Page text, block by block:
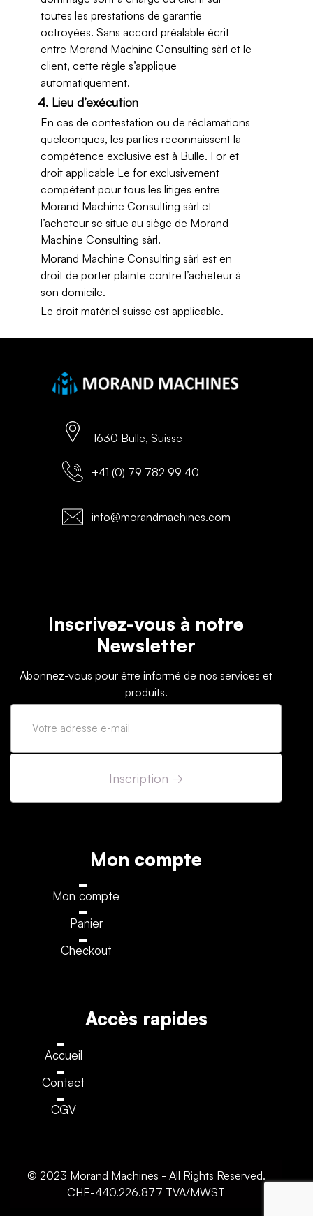
toutes les prestations de garantie
octroyées. Sans accord préalable écrit
entre Morand Machine Consulting sàrl et le
client, cette règle s’applique
automatiquement.
4. Lieu d’exécution
En cas de contestation ou de réclamations
quelconques, les parties reconnaissent la
compétence exclusive est à Bulle. For et
droit applicable Le for exclusivement
compétent pour tous les litiges entre
Morand Machine Consulting sàrl et
l’acheteur se situe au siège de Morand
Machine Consulting sàrl.
Morand Machine Consulting sàrl est en
droit de porter plainte contre l’acheteur à
son domicile.
Le droit matériel suisse est applicable.
1630 Bulle, Suisse
+41 (0) 79 782 99 40
info@morandmachines.com
Inscrivez-vous à notre
Newsletter
Abonnez-vous pour être informé de nos services et
produits.
Mon compte
Mon compte
Panier
Checkout
Accès rapides
Accueil
Contact
CGV
© 2023 Morand Machines - All Rights Reserved.
CHE-440.226.877 TVA/MWST